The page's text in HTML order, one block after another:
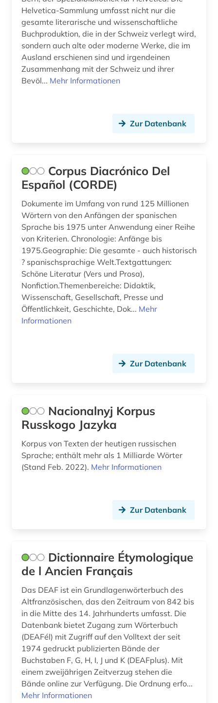
Helvetica-Sammlung umfasst nicht nur die
gesamte literarische und wissenschaftliche
Buchproduktion, die in der Schweiz verlegt wird,
sondern auch alte oder moderne Werke, die im
Ausland erschienen sind und irgendeinen
Zusammenhang mit der Schweiz und ihrer
Bevöl... Mehr Informationen
Zur Datenbank
Corpus Diacrónico Del
Español (CORDE)
Dokumente im Umfang von rund 125 Millionen
Wörtern von den Anfängen der spanischen
Sprache bis 1975 unter Anwendung einer Reihe
von Kriterien. Chronologie: Anfänge bis
1975.Geographie: Die gesamte - auch historisch
? spanischsprachige Welt.Textgattungen:
Schöne Literatur (Vers und Prosa),
Nonfiction.Themenbereiche: Didaktik,
Wissenschaft, Gesellschaft, Presse und
Öffentlichkeit, Geschichte, Dok... Mehr
Informationen
Zur Datenbank
Nacionalnyj Korpus
Russkogo Jazyka
Korpus von Texten der heutigen russischen
Sprache; enthält mehr als 1 Milliarde Wörter
(Stand Feb. 2022). Mehr Informationen
Zur Datenbank
Dictionnaire Étymologique
de l Ancien Français
Das DEAF ist ein Grundlagenwörterbuch des
Altfranzösischen, das den Zeitraum von 842 bis
in die Mitte des 14. Jahrhunderts umfasst. Die
Datenbank bietet Zugang zum Wörterbuch
(DEAFél) mit Zugriff auf den Volltext der seit
1974 gedruckt publizierten Bände der
Buchstaben F, G, H, I, J und K (DEAFplus). Mit
einem zweijährigen Zeitverzug stehen die
Bände online zur Verfügung. Die Ordnung erfo...
Mehr Informationen